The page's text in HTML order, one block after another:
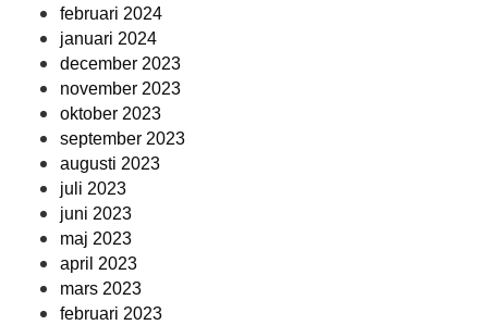
februari 2024
januari 2024
december 2023
november 2023
oktober 2023
september 2023
augusti 2023
juli 2023
juni 2023
maj 2023
april 2023
mars 2023
februari 2023